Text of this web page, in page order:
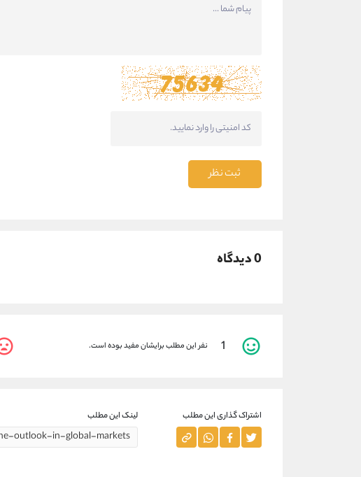
ثبت نظر
0 دیدگاه
1 نفر این مطلب برایشان مفید بوده است.
اشتراک گذاری این مطلب لینک این مطلب